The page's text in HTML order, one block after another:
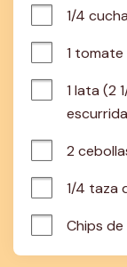
1/4
1 tomate
1 lata (2
2
1/4 taza
Chips